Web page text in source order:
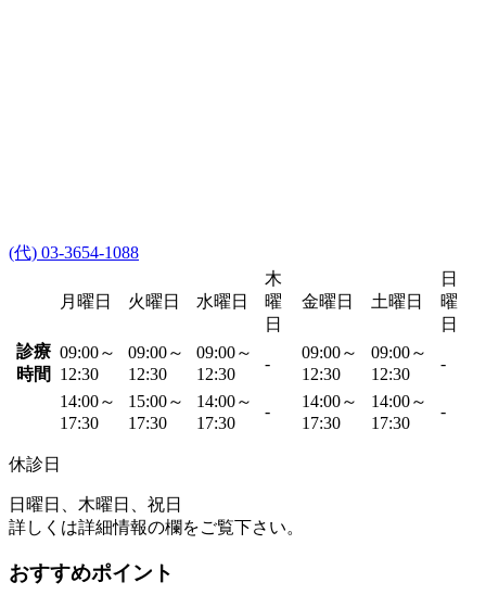
(代) 03-3654-1088
月曜日 火曜日 水曜日
木
曜
日
金曜日 土曜日
日
曜
日
診療
時間
09:00～
12:30
09:00～
12:30
09:00～
12:30
-
09:00～
12:30
09:00～
12:30
-
14:00～
17:30
15:00～
17:30
14:00～
17:30
-
14:00～
17:30
14:00～
17:30
-
休診日
日曜日、木曜日、祝日
詳しくは詳細情報の欄をご覧下さい。
おすすめポイント